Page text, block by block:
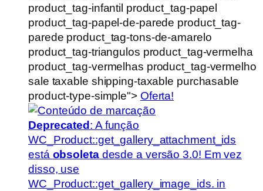
product_tag-infantil product_tag-papel
product_tag-papel-de-parede product_tag-
parede product_tag-tons-de-amarelo
product_tag-triangulos product_tag-vermelha
product_tag-vermelhas product_tag-vermelho
sale taxable shipping-taxable purchasable
product-type-simple"> Oferta!
Deprecated: A função
WC_Product::get_gallery_attachment_ids
está obsoletadesde a versão 3.0! Em vez
disso, use
WC_Product::get_gallery_image_ids. in